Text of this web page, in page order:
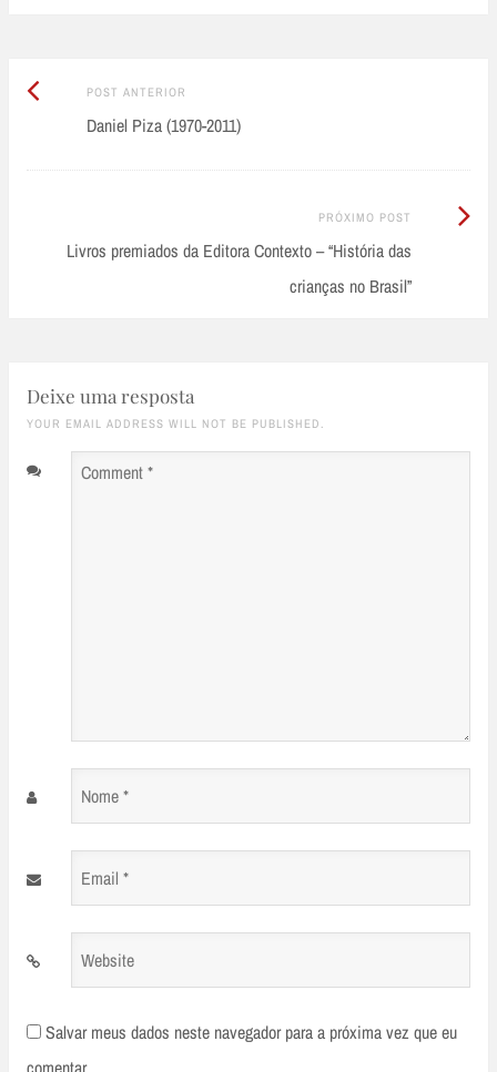
Post
navigation
POST ANTERIOR
Anterior:
Daniel Piza (1970-2011)
PRÓXIMO POST
Livros premiados da Editora Contexto – “História das
crianças no Brasil”
Próximo
Deixe uma resposta
YOUR EMAIL ADDRESS WILL NOT BE PUBLISHED.
Comment
Nome
Email
Website
Salvar meus dados neste navegador para a próxima vez que eu
comentar.